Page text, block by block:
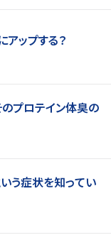
ップする？
プロテイン体臭の
う症状を知ってい